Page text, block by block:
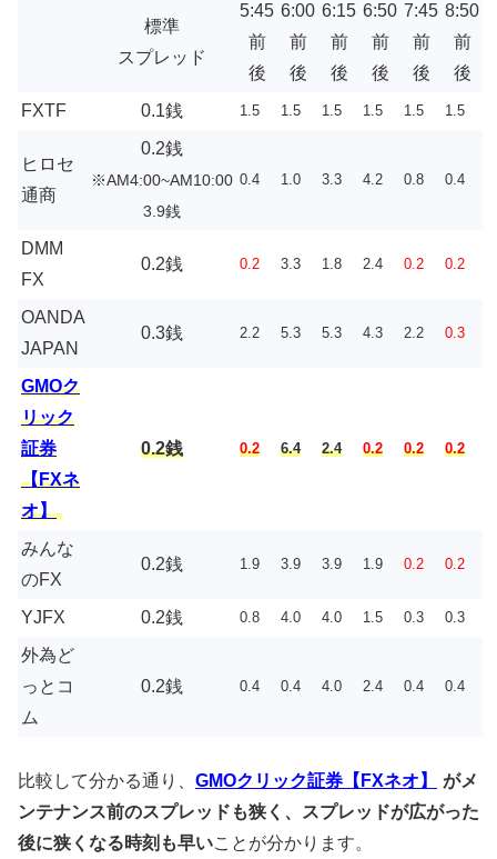
標準
スプレッド
5:45
前
後
6:00
前
後
6:15
前
後
6:50
前
後
7:45
前
後
8:50
前
後
FXTF
0.1銭 1.5 1.5 1.5 1.5 1.5 1.5
ヒロセ
通商
0.2銭
※AM4:00~AM10:00
3.9銭
0.4 1.0 3.3 4.2 0.8 0.4
DMM
FX
0.2銭 0.2 3.3 1.8 2.4 0.2 0.2
OANDA
JAPAN
0.3銭 2.2 5.3 5.3 4.3 2.2 0.3
GMOク
リック
証券
【FXネ
オ】
0.2銭 0.2 6.4 2.4 0.2 0.2 0.2
みんな
のFX
0.2銭 1.9 3.9 3.9 1.9 0.2 0.2
YJFX 0.2銭 0.8 4.0 4.0 1.5 0.3 0.3
外為ど
っとコ
ム
0.2銭 0.4 0.4 4.0 2.4 0.4 0.4
比較して分かる通り、 GMOクリック証券【FXネオ】
がメ
ンテナンス前のスプレッドも狭く、スプレッドが広がった
後に狭くなる時刻も早いことが分かります。